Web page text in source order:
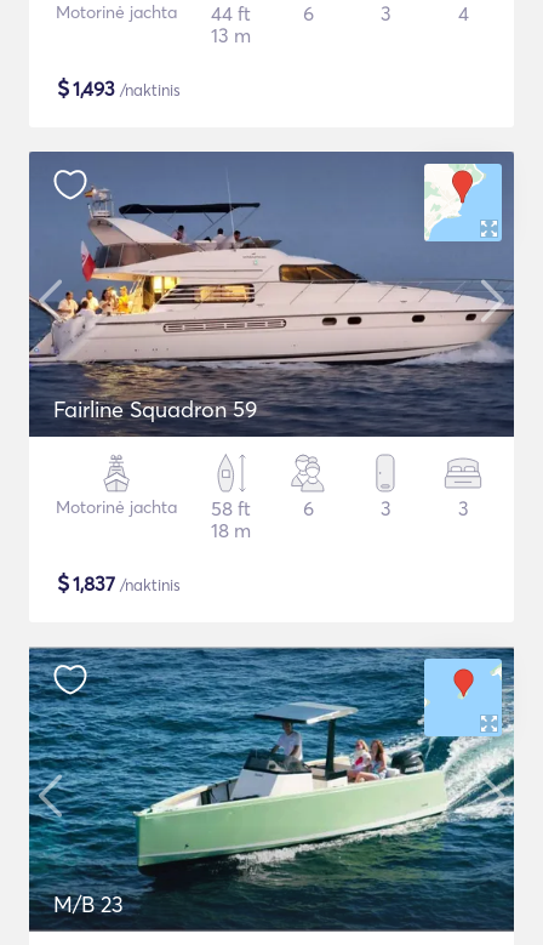
Motorinė jachta
44 ft
13 m
6 3 4
$1,493 /naktinis
Fairline Squadron 59
Motorinė jachta
58 ft
18 m
6 3 3
$1,837 /naktinis
M/B 23